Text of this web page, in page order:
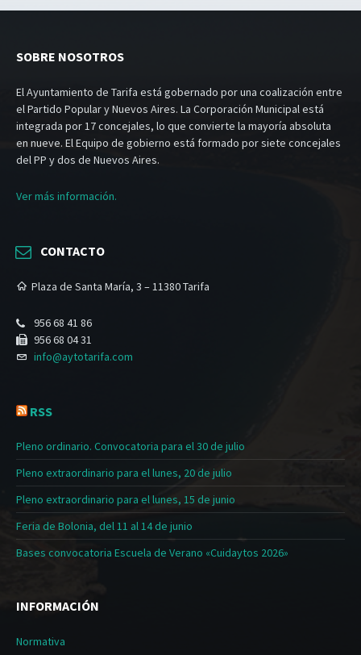
SOBRE NOSOTROS
El Ayuntamiento de Tarifa está gobernado por una coalización entre
el Partido Popular y Nuevos Aires. La Corporación Municipal está
integrada por 17 concejales, lo que convierte la mayoría absoluta
en nueve. El Equipo de gobierno está formado por siete concejales
del PP y dos de Nuevos Aires.
Ver más información.
CONTACTO
Plaza de Santa María, 3 – 11380 Tarifa
956 68 41 86
956 68 04 31
info@aytotarifa.com
RSS
Pleno ordinario. Convocatoria para el 30 de julio
Pleno extraordinario para el lunes, 20 de julio
Pleno extraordinario para el lunes, 15 de junio
Feria de Bolonia, del 11 al 14 de junio
Bases convocatoria Escuela de Verano «Cuidaytos 2026»
INFORMACIÓN
Normativa